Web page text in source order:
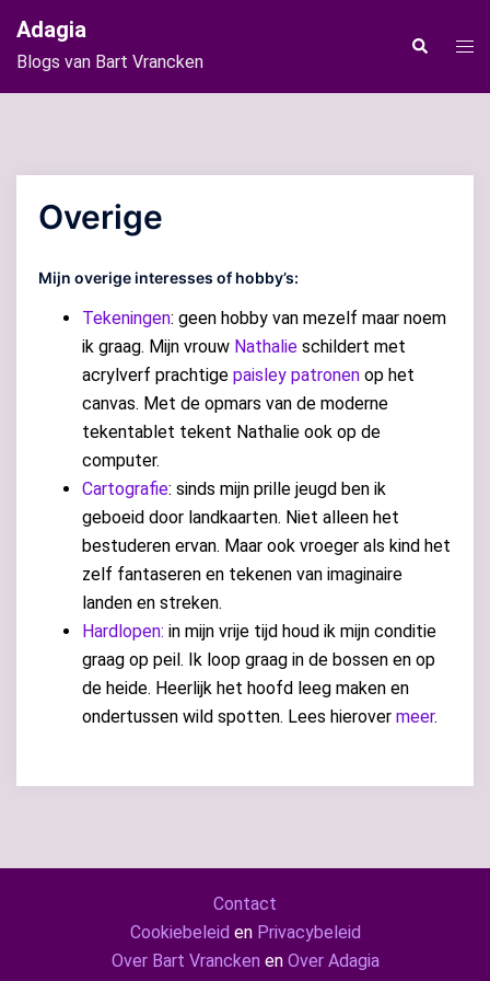
naar
de
inhoud
Adagia
Blogs van Bart Vrancken
Zoeken
Overige
Mijn overige interesses of hobby’s:
Tekeningen: geen hobby van mezelf maar noem
ik graag. Mijn vrouw Nathalie schildert met
acrylverf prachtige paisley patronen op het
canvas. Met de opmars van de moderne
tekentablet tekent Nathalie ook op de
computer.
Cartografie: sinds mijn prille jeugd ben ik
geboeid door landkaarten. Niet alleen het
bestuderen ervan. Maar ook vroeger als kind het
zelf fantaseren en tekenen van imaginaire
landen en streken.
Hardlopen: in mijn vrije tijd houd ik mijn conditie
graag op peil. Ik loop graag in de bossen en op
de heide. Heerlijk het hoofd leeg maken en
ondertussen wild spotten. Lees hierover meer.
Contact
Cookiebeleid en Privacybeleid
Over Bart Vrancken en Over Adagia